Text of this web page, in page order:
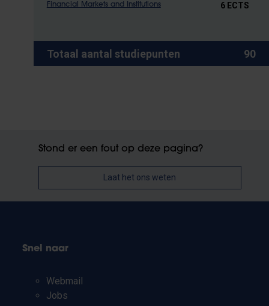
Financial Markets and Institutions 6 ECTS
Totaal aantal studiepunten 90
Stond er een fout op deze pagina?
Laat het ons weten
Snel naar
Webmail
Jobs